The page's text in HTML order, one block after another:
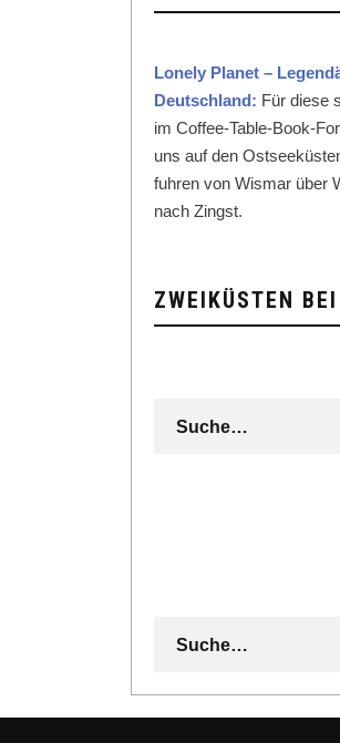
Lone­ly Plan­et –
Deutsch­land: Für diese
im Cof­fee-Table-Book-
uns auf den
fuhren von Wis­mar über
nach Zingst.
ZWEIKÜSTEN